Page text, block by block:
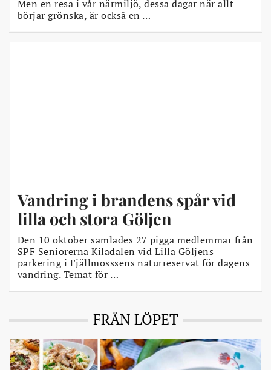
Men en resa i vår närmiljö, dessa dagar när allt
börjar grönska, är också en …
Vandring i brandens spår vid
lilla och stora Göljen
Den 10 oktober samlades 27 pigga medlemmar från
SPF Seniorerna Kiladalen vid Lilla Göljens
parkering i Fjällmosssens naturreservat för dagens
vandring. Temat för …
FRÅN LÖPET